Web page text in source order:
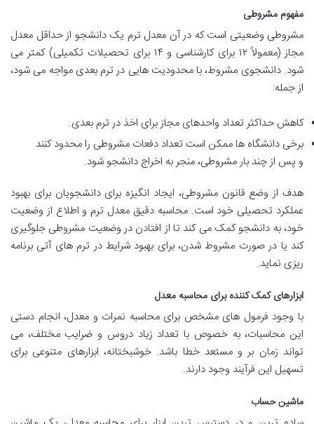
مفهوم مشروطی
مشروطی وضعیتی است که در آن معدل ترم یک دانشجو از حداقل معدل
مجاز (معمولاً ۱۲ برای کارشناسی و ۱۴ برای تحصیلات تکمیلی) کمتر می
شود. دانشجوی مشروط، با محدودیت هایی در ترم بعدی مواجه می شود،
از جمله:
کاهش حداکثر تعداد واحدهای مجاز برای اخذ در ترم بعدی.
برخی دانشگاه ها ممکن است تعداد دفعات مشروطی را محدود کنند
و پس از چند بار مشروطی، منجر به اخراج دانشجو شود.
هدف از وضع قانون مشروطی، ایجاد انگیزه برای دانشجویان برای بهبود
عملکرد تحصیلی خود است. محاسبه دقیق معدل ترم و اطلاع از وضعیت
خود، به دانشجو کمک می کند تا از افتادن در وضعیت مشروطی جلوگیری
کند یا در صورت مشروط شدن، برای بهبود شرایط در ترم های آتی برنامه
ریزی نماید.
ابزارهای کمک کننده برای محاسبه معدل
با وجود فرمول های مشخص برای محاسبه نمرات و معدل، انجام دستی
این محاسبات، به خصوص با تعداد زیاد دروس و ضرایب مختلف، می
تواند زمان بر و مستعد خطا باشد. خوشبختانه، ابزارهای متنوعی برای
تسهیل این فرآیند وجود دارند.
ماشین حساب